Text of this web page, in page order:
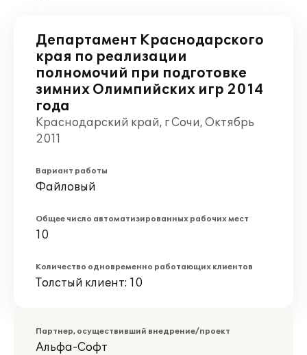
Департамент Краснодарского
края по реализации
полномочий при подготовке
зимних Олимпийских игр 2014
года
Краснодарский край, г Сочи, Октябрь
2011
Вариант работы
Файловый
Общее число автоматизированных рабочих мест
10
Количество одновременно работающих клиентов
Толстый клиент: 10
Партнер, осуществивший внедрение/проект
Альфа-Софт